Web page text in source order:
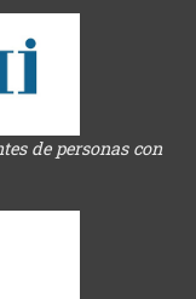
de personas con